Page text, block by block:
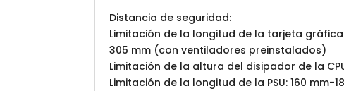
Distancia de seguridad:
Limitación de la longitud de la tarjeta
305 mm (con ventiladores preinstalados)
Limitación de la altura del disipador de la
Limitación de la longitud de la PSU: 160 mm-